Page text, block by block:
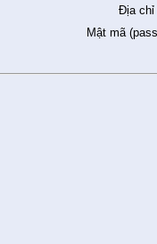
Địa chỉ
Mật mã